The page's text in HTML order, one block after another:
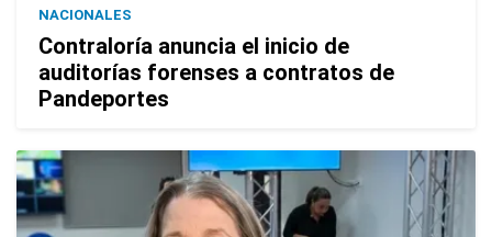
NACIONALES
Contraloría anuncia el inicio de
auditorías forenses a contratos de
Pandeportes